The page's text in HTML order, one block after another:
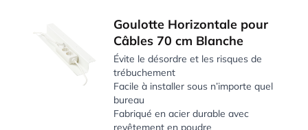
Goulotte Horizontale pour
Câbles 70 cm Blanche
Évite le désordre et les risques de
trébuchement
Facile à installer sous n’importe quel
bureau
Fabriqué en acier durable avec
revêtement en poudre